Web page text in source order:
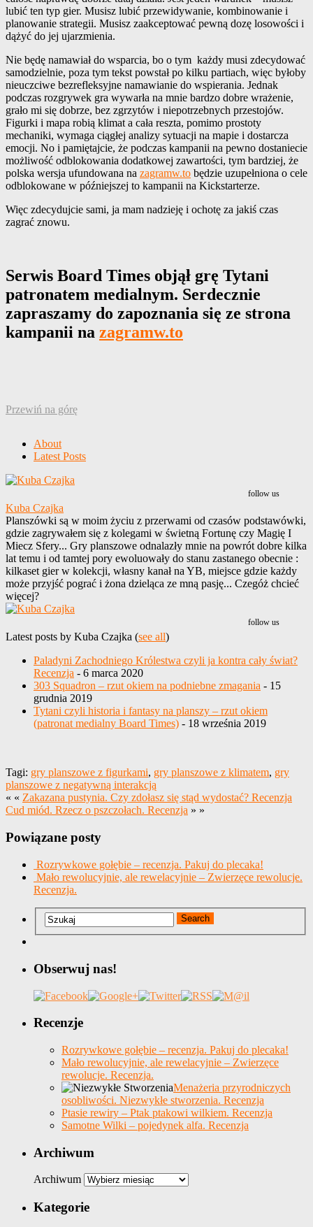
lubić ten typ gier. Musisz lubić przewidywanie, kombinowanie i
planowanie strategii. Musisz zaakceptować pewną dozę losowości i
dążyć do jej ujarzmienia.
Nie będę namawiał do wsparcia, bo o tym każdy musi zdecydować
samodzielnie, poza tym tekst powstał po kilku partiach, więc byłoby
nieuczciwe bezrefleksyjne namawianie do wspierania. Jednak
podczas rozgrywek gra wywarła na mnie bardzo dobre wrażenie,
grało mi się dobrze, bez zgrzytów i niepotrzebnych przestojów.
Figurki i mapa robią klimat a cała reszta, pomimo prostoty
mechaniki, wymaga ciągłej analizy sytuacji na mapie i dostarcza
emocji. No i pamiętajcie, że podczas kampanii na pewno dostaniecie
możliwość odblokowania dodatkowej zawartości, tym bardziej, że
polska wersja ufundowana na zagramw.to będzie uzupełniona o cele
odblokowane w późniejszej to kampanii na Kickstarterze.
Więc zdecydujcie sami, ja mam nadzieję i ochotę za jakiś czas
zagrać znowu.
Serwis Board Times objął grę Tytani
patronatem medialnym. Serdecznie
zapraszamy do zapoznania się ze strona
kampanii na zagramw.to
Przewiń na górę
About
Latest Posts
follow us
Kuba Czajka
Planszówki są w moim życiu z przerwami od czasów podstawówki,
gdzie zagrywałem się z kolegami w świetną Fortunę czy Magię I
Miecz Sfery... Gry planszowe odnalazły mnie na powrót dobre kilka
lat temu i od tamtej pory ewoluowały do stanu zastanego obecnie :
kilkaset gier w kolekcji, własny kanał na YB, miejsce gdzie każdy
może przyjść pograć i żona dzieląca ze mną pasję... Czegóż chcieć
więcej?
follow us
Latest posts by Kuba Czajka (see all)
Paladyni Zachodniego Królestwa czyli ja kontra cały świat?
Recenzja - 6 marca 2020
303 Squadron – rzut okiem na podniebne zmagania - 15
grudnia 2019
Tytani czyli historia i fantasy na planszy – rzut okiem
(patronat medialny Board Times) - 18 września 2019
Tagi: gry planszowe z figurkami, gry planszowe z klimatem, gry
planszowe z negatywną interakcją
« « Zakazana pustynia. Czy zdołasz się stąd wydostać? Recenzja
Cud miód. Rzecz o pszczołach. Recenzja » »
Powiązane posty
Rozrywkowe gołębie – recenzja. Pakuj do plecaka!
Mało rewolucyjnie, ale rewelacyjnie – Zwierzęce rewolucje.
Recenzja.
Obserwuj nas!
Recenzje
Rozrywkowe gołębie – recenzja. Pakuj do plecaka!
Mało rewolucyjnie, ale rewelacyjnie – Zwierzęce
rewolucje. Recenzja.
Menażeria przyrodniczych
osobliwości. Niezwykłe stworzenia. Recenzja
Ptasie rewiry – Ptak ptakowi wilkiem. Recenzja
Samotne Wilki – pojedynek alfa. Recenzja
Archiwum
Archiwum
Kategorie